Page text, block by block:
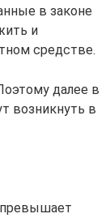
в законе
и
средстве.
далее в
возникнуть в
превышает